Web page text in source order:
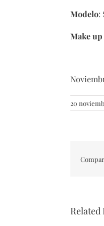
Modelo:
Make
20
Related